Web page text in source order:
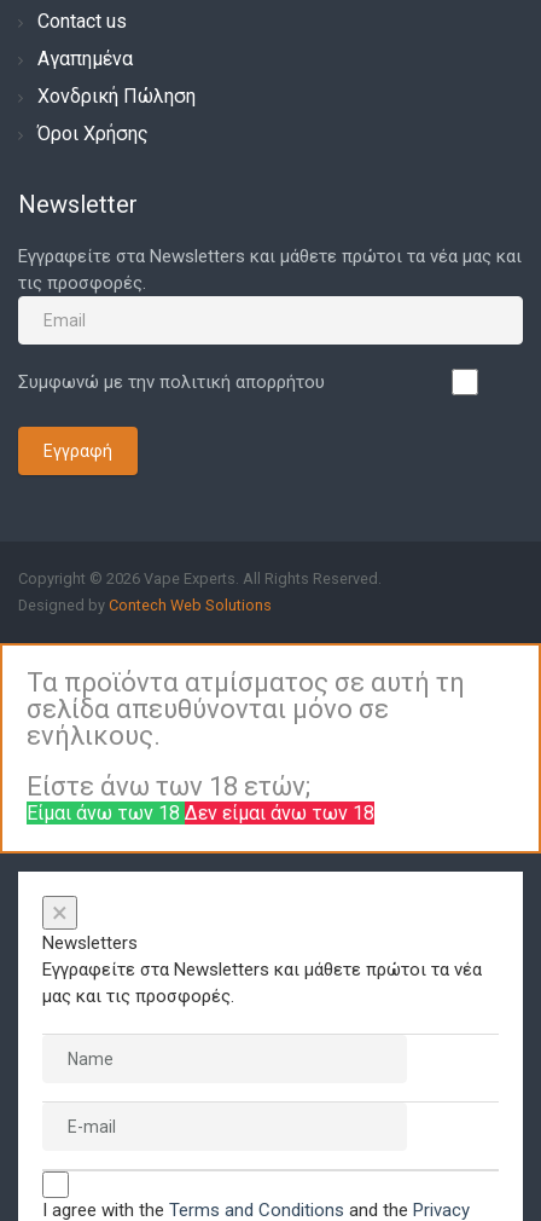
Contact us
Αγαπημένα
Χονδρική Πώληση
Όροι Χρήσης
Newsletter
Εγγραφείτε στα Newsletters και μάθετε πρώτοι τα νέα μας και
τις προσφορές.
Συμφωνώ με την πολιτική απορρήτου
Εγγραφή
Copyright © 2026 Vape Experts. All Rights Reserved.
Designed by Contech Web Solutions
Τα προϊόντα ατμίσματος σε αυτή τη
σελίδα απευθύνονται μόνο σε
ενήλικους.
Είστε άνω των 18 ετών;
Είμαι άνω των 18 Δεν είμαι άνω των 18
×
Newsletters
Εγγραφείτε στα Newsletters και μάθετε πρώτοι τα νέα
μας και τις προσφορές.
I agree with the Terms and Conditions and the Privacy